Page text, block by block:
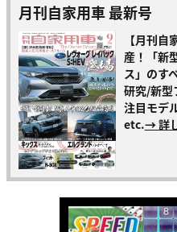
月刊自家用車 最新号
【月刊
産！「新
ス」のす
研究/新型
注目モデ
etc.→ 詳